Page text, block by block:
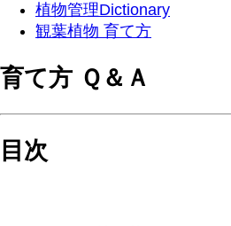
植物管理Dictionary
観葉植物 育て方
育て方 Ｑ＆Ａ
目次